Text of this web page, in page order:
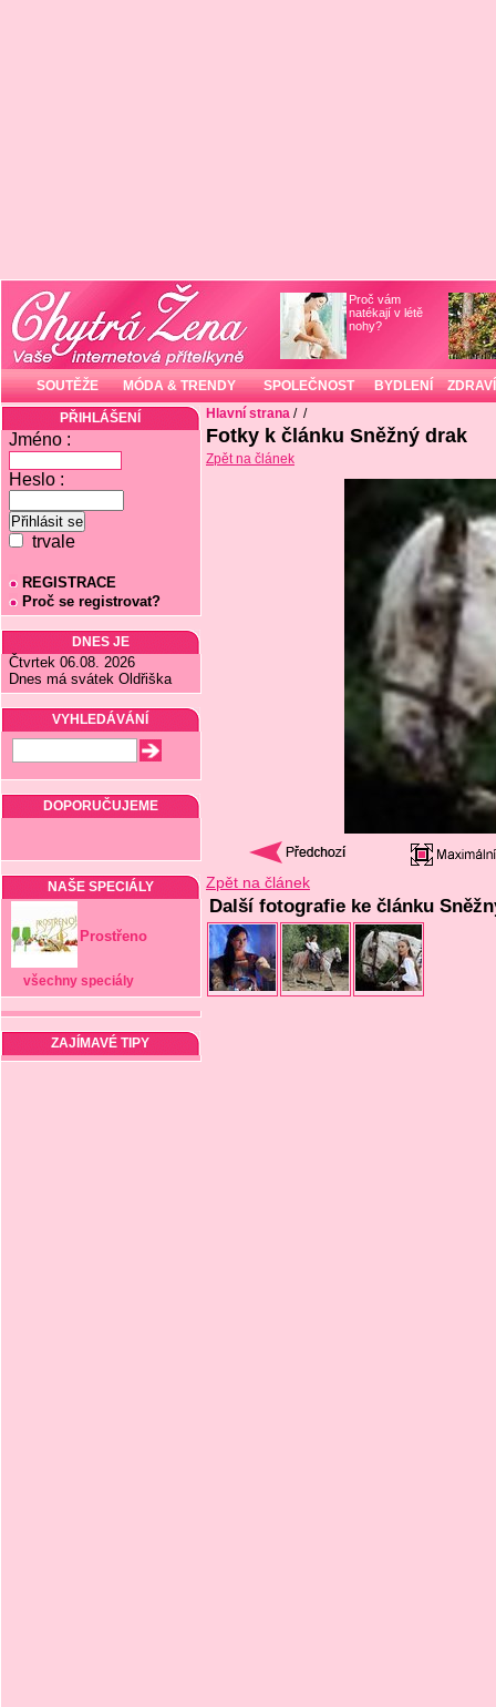
Proč vám
natékají v létě
nohy?
SOUTĚŽE MÓDA & TRENDY SPOLEČNOST BYDLENÍ ZDRAVÍ
PŘIHLÁŠENÍ
Jméno :
Heslo :
trvale
REGISTRACE
Proč se registrovat?
DNES JE
Čtvrtek 06.08. 2026
Dnes má svátek Oldřiška
VYHLEDÁVÁNÍ
DOPORUČUJEME
NAŠE SPECIÁLY
Prostřeno
všechny speciály
ZAJÍMAVÉ TIPY
Hlavní strana / /
Fotky k článku Sněžný drak
Zpět na článek
Zpět na článek
Další fotografie ke článku